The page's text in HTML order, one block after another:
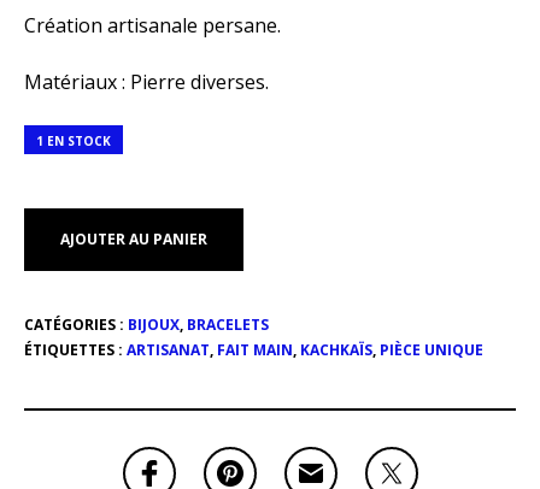
Création artisanale persane.
Matériaux : Pierre diverses.
1 EN STOCK
AJOUTER AU PANIER
CATÉGORIES : BIJOUX, BRACELETS
ÉTIQUETTES : ARTISANAT, FAIT MAIN, KACHKAÏS, PIÈCE UNIQUE